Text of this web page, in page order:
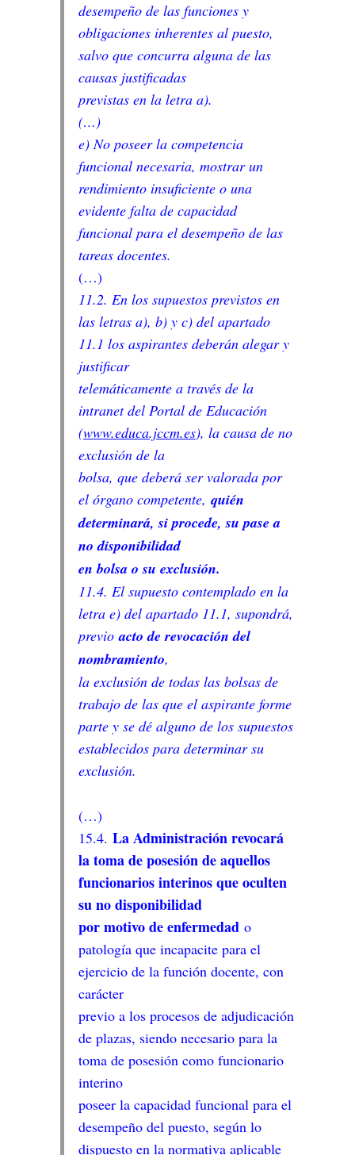
desempeño de las funciones y
obligaciones inherentes al puesto,
salvo que concurra alguna de las
causas justificadas
previstas en la letra a).
(…)
e) No poseer la competencia
funcional necesaria, mostrar un
rendimiento insuficiente o una
evidente falta de capacidad
funcional para el desempeño de las
tareas docentes.
(…)
11.2. En los supuestos previstos en
las letras a), b) y c) del apartado
11.1 los aspirantes deberán alegar y
justificar
telemáticamente a través de la
intranet del Portal de Educación
(www.educa.jccm.es), la causa de no
exclusión de la
bolsa, que deberá ser valorada por
el órgano competente, quién
determinará, si procede, su pase a
no disponibilidad
en bolsa o su exclusión.
11.4. El supuesto contemplado en la
letra e) del apartado 11.1, supondrá,
previoacto de revocación del
nombramiento,
la exclusión de todas las bolsas de
trabajo de las que el aspirante forme
parte y se dé alguno de los supuestos
establecidos para determinar su
exclusión.
(…)
15.4. La Administración revocará
la toma de posesión de aquellos
funcionarios interinos que oculten
su no disponibilidad
por motivo de enfermedad o
patología que incapacite para el
ejercicio de la función docente, con
carácter
previo a los procesos de adjudicación
de plazas, siendo necesario para la
toma de posesión como funcionario
interino
poseer la capacidad funcional para el
desempeño del puesto, según lo
dispuesto en la normativa aplicable